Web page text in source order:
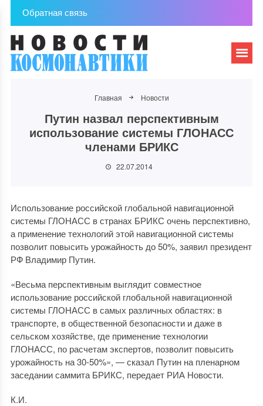
Обратная связь
Главная Новости
Путин назвал перспективным
использование системы ГЛОНАСС
членами БРИКС
22.07.2014
Использование российской глобальной навигационной
системы ГЛОНАСС в странах БРИКС очень перспективно,
а применение технологий этой навигационной системы
позволит повысить урожайность до 50%, заявил президент
РФ Владимир Путин.
«Весьма перспективным выглядит совместное
использование российской глобальной навигационной
системы ГЛОНАСС в самых различных областях: в
транспорте, в общественной безопасности и даже в
сельском хозяйстве, где применение технологии
ГЛОНАСС, по расчетам экспертов, позволит повысить
урожайность на 30-50%», — сказал Путин на пленарном
заседании саммита БРИКС, передает РИА Новости.
К.И.